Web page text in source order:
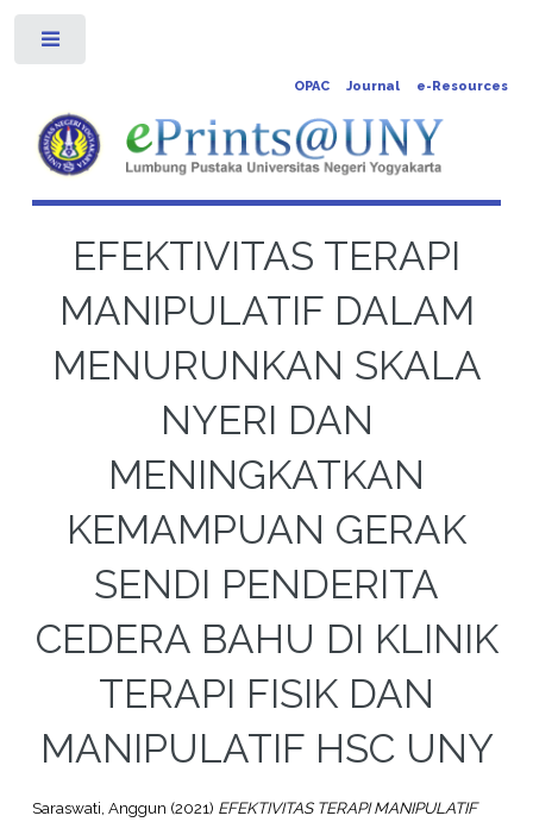
OPAC Journal e-Resources
EFEKTIVITAS TERAPI
MANIPULATIF DALAM
MENURUNKAN SKALA
NYERI DAN
MENINGKATKAN
KEMAMPUAN GERAK
SENDI PENDERITA
CEDERA BAHU DI KLINIK
TERAPI FISIK DAN
MANIPULATIF HSC UNY
Saraswati, Anggun (2021) EFEKTIVITAS TERAPI MANIPULATIF